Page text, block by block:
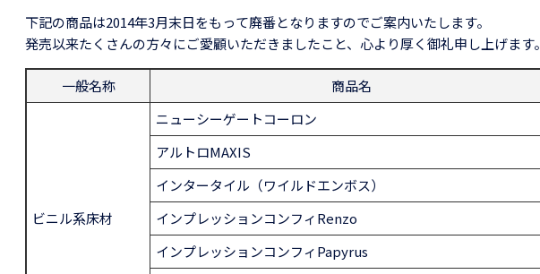
下記の商品は2014年3月末日をもって廃番となりますのでご案内いたします。
発売以来たくさんの方々にご愛顧いただきましたこと、心より厚く御礼申し上げます。
一般名称 商品名
ビニル系床材
ニューシーゲートコーロン
アルトロMAXIS
インタータイル（ワイルドエンボス）
インプレッションコンフィRenzo
インプレッションコンフィPapyrus